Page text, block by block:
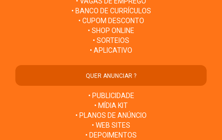
• BANCO DE CURRÍCULOS
• CUPOM DESCONTO
• SHOP ONLINE
• SORTEIOS
• APLICATIVO
QUER ANUNCIAR ?
• PUBLICIDADE
• MÍDIA KIT
• PLANOS DE ANÚNCIO
• WEB SITES
• DEPOIMENTOS